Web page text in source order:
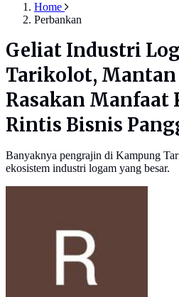
Home
Perbankan
Geliat Industri
Tarikolot, Mantan
Rasakan Manfaat
Rintis Bisnis
Banyaknya pengrajin di Kampung
ekosistem industri logam yang besar.